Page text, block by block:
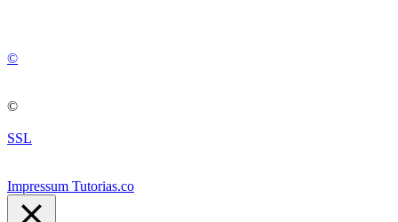
©
©
SSL
Impressum Tutorias.co